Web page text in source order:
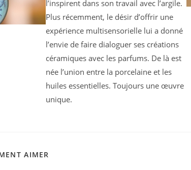
l’inspirent dans son travail avec l’argile.
Plus récemment, le désir d’offrir une
expérience multisensorielle lui a donné
l’envie de faire dialoguer ses créations
céramiques avec les parfums. De là est
née l’union entre la porcelaine et les
huiles essentielles. Toujours une œuvre
unique.
AIMER